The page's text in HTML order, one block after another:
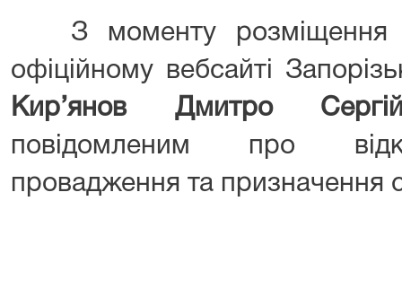
З моменту розміщення
офіційному вебсайті
Кир’янов Дмитро
повідомленим про
провадження та призначення